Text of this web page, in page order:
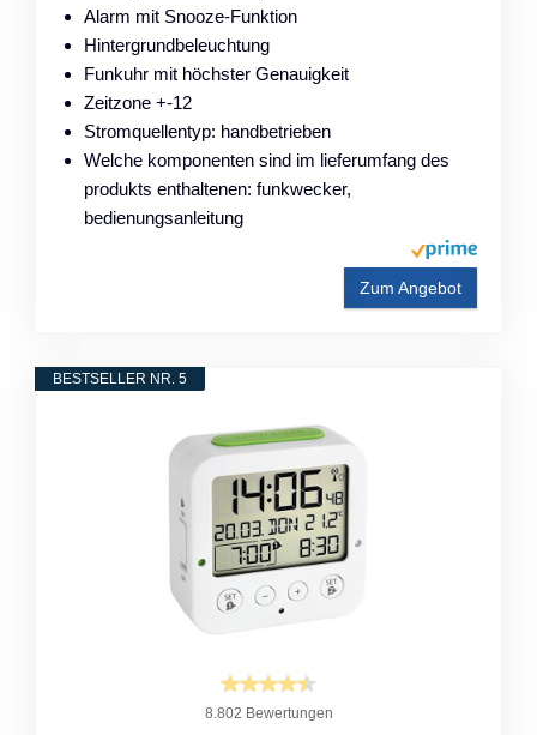
Alarm mit Snooze-Funktion
Hintergrundbeleuchtung
Funkuhr mit höchster Genauigkeit
Zeitzone +-12
Stromquellentyp: handbetrieben
Welche komponenten sind im lieferumfang des
produkts enthaltenen: funkwecker,
bedienungsanleitung
Zum Angebot
BESTSELLER NR. 5
8.802 Bewertungen